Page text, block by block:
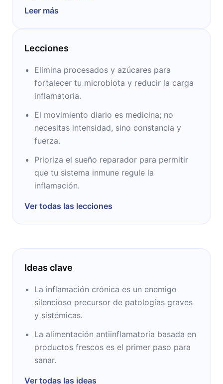
hábitos alimenticios y estilos de vida
saludables. Su enfoque basado en la
prevención y el tratamiento de enfermedades
pacientes. A través de sus clases, consultas y
textos, comparte su conocimiento y
promueve una vida más saludable y plena.
Leer más
Lecciones
Elimina procesados y azúcares para
fortalecer tu microbiota y reducir la carga
inflamatoria.
El movimiento diario es medicina; no
necesitas intensidad, sino constancia y
fuerza.
Prioriza el sueño reparador para permitir
que tu sistema inmune regule la
inflamación.
Ver todas las lecciones
Ideas clave
La inflamación crónica es un enemigo
silencioso precursor de patologías graves
y sistémicas.
La alimentación antiinflamatoria basada en
productos frescos es el primer paso para
sanar.
Ver todas las ideas